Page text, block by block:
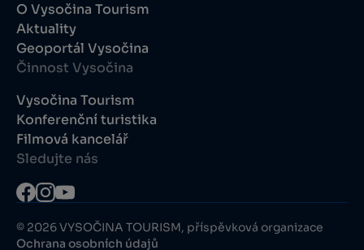
O Vysočina Tourism
Aktuality
Geoportál Vysočina
Činnost Vysočina
Vysočina Tourism
Konferenční turistika
Filmová kancelář
Sledujte nás
© 2026 VYSOČINA TOURISM, příspěvková organizace
Ochrana osobních údajů